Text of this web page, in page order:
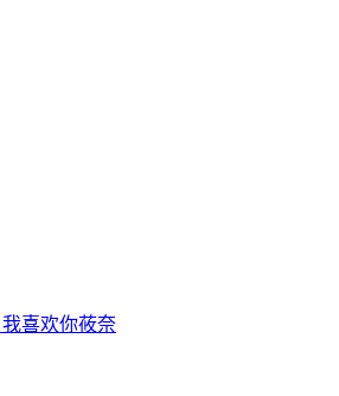
喜欢你莜奈